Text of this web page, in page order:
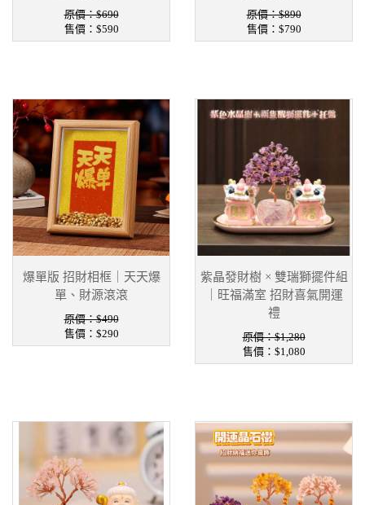
原價：$690
售價： $590
原價：$890
售價： $790
爆單版 招財相框｜天天爆
單、財源滾滾
原價：$490
售價： $290
紫晶發財樹 × 雙瑞獅擺件組
｜旺福滿室 招財喜氣開運
禮
原價：$1,280
售價： $1,080